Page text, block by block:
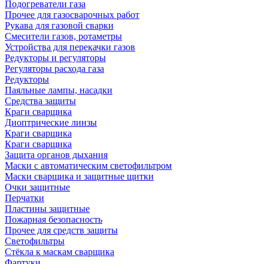
Подогреватели газа
Прочее для газосварочных работ
Рукава для газовой сварки
Смесители газов, ротаметры
Устройства для перекачки газов
Редукторы и регуляторы
Регуляторы расхода газа
Редукторы
Паяльные лампы, насадки
Средства защиты
Краги сварщика
Диоптрические линзы
Краги сварщика
Краги сварщика
Защита органов дыхания
Маски с автоматическим светофильтром
Маски сварщика и защитные щитки
Очки защитные
Перчатки
Пластины защитные
Пожарная безопасность
Прочее для средств защиты
Светофильтры
Стёкла к маскам сварщика